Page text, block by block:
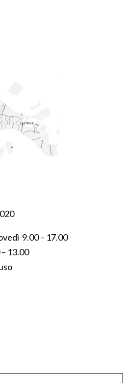
9.00 – 17.00
13.00